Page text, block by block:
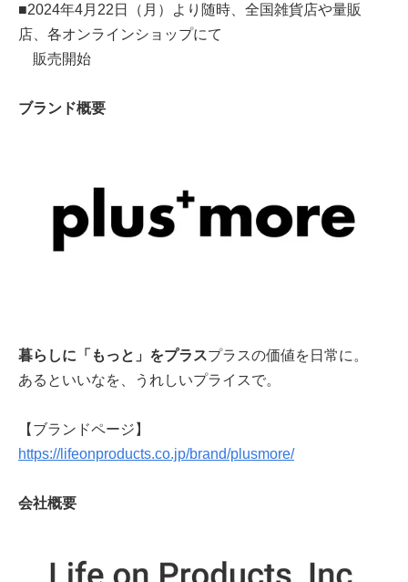
■2024年4月22日（月）より随時、全国雑貨店や量販
店、各オンラインショップにて
販売開始
ブランド概要
暮らしに「もっと」をプラスプラスの価値を日常に。
あるといいなを、うれしいプライスで。
【ブランドページ】
https://lifeonproducts.co.jp/brand/plusmore/
会社概要